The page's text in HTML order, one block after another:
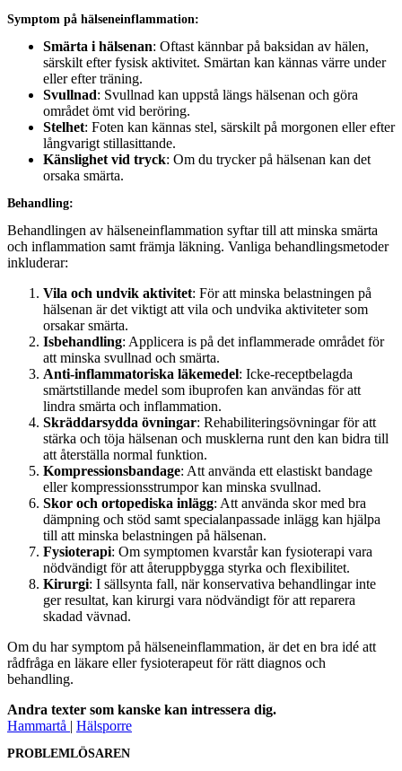
Symptom på hälseneinflammation:
Smärta i hälsenan: Oftast kännbar på baksidan av hälen,
särskilt efter fysisk aktivitet. Smärtan kan kännas värre under
eller efter träning.
Svullnad: Svullnad kan uppstå längs hälsenan och göra
området ömt vid beröring.
Stelhet: Foten kan kännas stel, särskilt på morgonen eller efter
långvarigt stillasittande.
Känslighet vid tryck: Om du trycker på hälsenan kan det
orsaka smärta.
Behandling:
Behandlingen av hälseneinflammation syftar till att minska smärta
och inflammation samt främja läkning. Vanliga behandlingsmetoder
inkluderar:
Vila och undvik aktivitet: För att minska belastningen på
hälsenan är det viktigt att vila och undvika aktiviteter som
orsakar smärta.
Isbehandling: Applicera is på det inflammerade området för
att minska svullnad och smärta.
Anti-inflammatoriska läkemedel: Icke-receptbelagda
smärtstillande medel som ibuprofen kan användas för att
lindra smärta och inflammation.
Skräddarsydda övningar: Rehabiliteringsövningar för att
stärka och töja hälsenan och musklerna runt den kan bidra till
att återställa normal funktion.
Kompressionsbandage: Att använda ett elastiskt bandage
eller kompressionsstrumpor kan minska svullnad.
Skor och ortopediska inlägg: Att använda skor med bra
dämpning och stöd samt specialanpassade inlägg kan hjälpa
till att minska belastningen på hälsenan.
Fysioterapi: Om symptomen kvarstår kan fysioterapi vara
nödvändigt för att återuppbygga styrka och flexibilitet.
Kirurgi: I sällsynta fall, när konservativa behandlingar inte
ger resultat, kan kirurgi vara nödvändigt för att reparera
skadad vävnad.
Om du har symptom på hälseneinflammation, är det en bra idé att
rådfråga en läkare eller fysioterapeut för rätt diagnos och
behandling.
Andra texter som kanske kan intressera dig.
Hammartå | Hälsporre
PROBLEMLÖSAREN